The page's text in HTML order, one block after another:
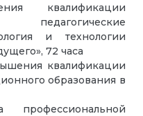
квалификации
и технологии
72 часа
квалификации
образования в